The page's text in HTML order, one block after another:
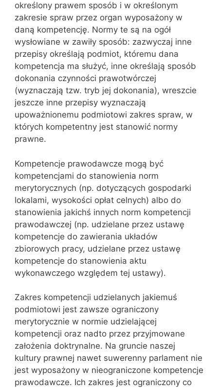
określony prawem sposób i w określonym
zakresie spraw przez organ wyposażony w
daną kompetencję. Normy te są na ogół
wysłowiane w zawiły sposób: zazwyczaj inne
przepisy określają podmiot, któremu dana
kompetencja ma służyć, inne określają sposób
dokonania czynności prawotwórczej
(wyznaczają tzw. tryb jej dokonania), wreszcie
jeszcze inne przepisy wyznaczają
upoważnionemu podmiotowi zakres spraw, w
któ‌rych kompetentny jest stanowić normy
prawne.
Kompetencje prawodawcze mogą być
kompetencjami do stanowienia norm
merytorycznych (np. dotyczących gospodarki
lokalami, wysokości opłat cel‌nych) albo do
stanowienia jakichś innych norm kompetencji
prawodawczej (np. udzielane przez ustawę
kompetencje do zawierania układów
zbiorowych pracy, udzielane przez ustawę
kompetencje do stanowienia aktu
wykonaw‌czego względem tej ustawy).
Zakres kompetencji udzielanych jakiemuś
podmiotowi jest zawsze ograni‌czony
merytorycznie w normie udzielającej
kompetencji oraz nadto przez przyjmowane
założenia doktrynalne. Na gruncie naszej
kultury prawnej nawet suwerenny parlament nie
jest wyposażony w nieograniczone kompetencje
prawodawcze. Ich zakres jest ograniczony co